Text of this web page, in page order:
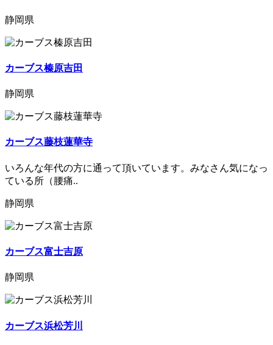
静岡県
カーブス榛原吉田
静岡県
カーブス藤枝蓮華寺
いろんな年代の方に通って頂いています。みなさん気になっ
ている所（腰痛..
静岡県
カーブス富士吉原
静岡県
カーブス浜松芳川